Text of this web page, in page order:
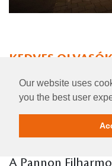
Our website uses
you the best user
KEDVES
Nyilván
túrának (ez most
nagyon sok
történetét, de
A Pannon